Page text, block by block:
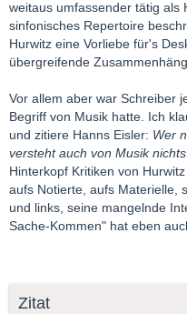
weitaus umfassender tätig als
sinfonisches Repertoire
Hurwitz eine Vorliebe für's
übergreifende
Vor allem aber war Schreiber
Begriff von Musik hatte. Ich
und zitiere Hanns Eisler: Wer
versteht auch von Musik nichts.
Hinterkopf Kritiken von
aufs Notierte, aufs Materielle,
und links, seine mangelnde
Sache-Kommen" hat eben
Zitat